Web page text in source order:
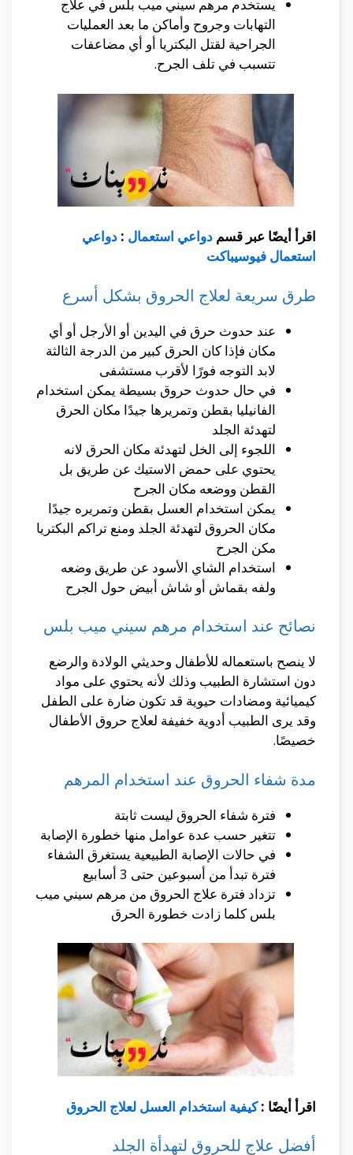
يستخدم مرهم سيني ميب بلس في علاج
التهابات وجروح وأماكن ما بعد العمليات
الجراحية لقتل البكتريا أو أي مضاعفات
تتسبب في تلف الجرح.
اقرأ أيضًا عبر قسم دواعي استعمال : دواعي
استعمال فيوسيباكت
طرق سريعة لعلاج الحروق بشكل أسرع
عند حدوث حرق في اليدين أو الأرجل أو أي
مكان فإذا كان الحرق كبير من الدرجة الثالثة
لابد التوجه فورًا لأقرب مستشفى
في حال حدوث حروق بسيطة يمكن استخدام
الفانيليا بقطن وتمريرها جيدًا مكان الحرق
لتهدئة الجلد
اللجوء إلى الخل لتهدئة مكان الحرق لانه
يحتوي على حمض الاستيك عن طريق بل
القطن ووضعه مكان الجرح
يمكن استخدام العسل بقطن وتمريره جيدًا
مكان الحروق لتهدئة الجلد ومنع تراكم البكتريا
مكن الجرح
استخدام الشاي الأسود عن طريق وضعه
ولفه بقماش أو شاش أبيض حول الجرح
نصائح عند استخدام مرهم سيني ميب بلس
لا ينصح باستعماله للأطفال وحديثي الولادة والرضع
دون استشارة الطبيب وذلك لأنه يحتوي على مواد
كيميائية ومضادات حيوية قد تكون ضارة على الطفل
وقد يرى الطبيب أدوية خفيفة لعلاج حروق الأطفال
خصيصًا.
مدة شفاء الحروق عند استخدام المرهم
فترة شفاء الحروق ليست ثابتة
تتغير حسب عدة عوامل منها خطورة الإصابة
في حالات الإصابة الطبيعية يستغرق الشفاء
فترة تبدأ من أسبوعين حتى 3 أسابيع
تزداد فترة علاج الحروق من مرهم سيني ميب
بلس كلما زادت خطورة الحرق
اقرأ أيضًا :كيفية استخدام العسل لعلاج الحروق
أفضل علاج للحروق لتهدأة الجلد